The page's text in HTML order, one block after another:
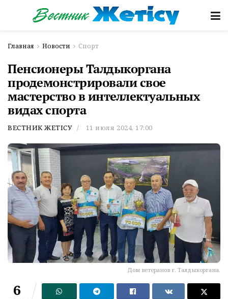
Главная Новости Спорт
Пенсионеры Талдыкоргана
продемонстрировали свое
мастерство в интеллектуальных
видах спорта
ВЕСТНИК ЖЕТІСУ 11 июля 2024, 17:00
Дом ветеранов г. Талдыкоргана.
6